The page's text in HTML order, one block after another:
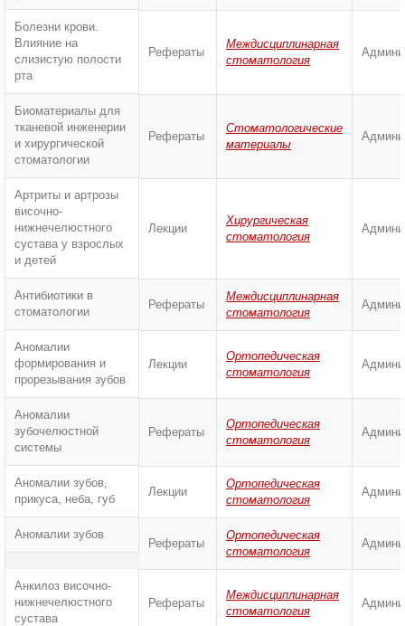
Болезни крови.
Влияние на
слизистую полости
рта
Рефераты
Междисциплинарная
стоматология
Биоматериалы для
тканевой инженерии
и хирургической
стоматологии
Рефераты
Стоматологические
материалы
Артриты и артрозы
височно-
нижнечелюстного
сустава у взрослых
и детей
Лекции
Хирургическая
стоматология
Антибиотики в
стоматологии
Рефераты
Междисциплинарная
стоматология
Аномалии
формирования и
прорезывания зубов
Лекции
Ортопедическая
стоматология
Аномалии
зубочелюстной
системы
Рефераты
Ортопедическая
стоматология
Аномалии зубов,
прикуса, неба, губ
Лекции
Ортопедическая
стоматология
Аномалии зубов
Рефераты
Ортопедическая
стоматология
Анкилоз височно-
нижнечелюстного
сустава
Рефераты
Междисциплинарная
стоматология